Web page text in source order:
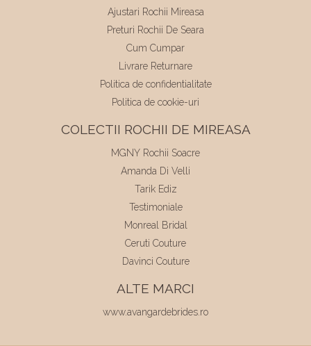
Ajustari Rochii Mireasa
Preturi Rochii De Seara
Cum Cumpar
Livrare Returnare
Politica de confidentialitate
Politica de cookie-uri
COLECTII ROCHII DE MIREASA
MGNY Rochii Soacre
Amanda Di Velli
Tarik Ediz
Testimoniale
Monreal Bridal
Ceruti Couture
Davinci Couture
ALTE MARCI
www.avangardebrides.ro